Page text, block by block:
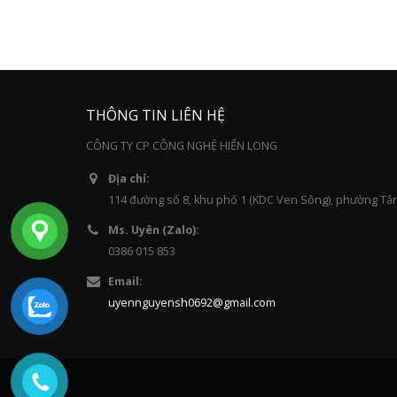
THÔNG TIN LIÊN HỆ
CÔNG TY CP CÔNG NGHỆ HIỂN LONG
Địa chỉ:
114 đường số 8, khu phố 1 (KDC Ven Sông), phường
Ms. Uyên (Zalo):
0386 015 853
Email:
uyennguyensh0692@gmail.com